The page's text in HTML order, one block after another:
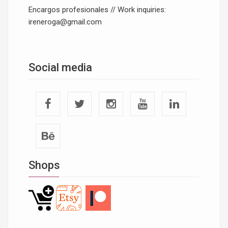
Encargos profesionales // Work inquiries:
ireneroga@gmail.com
Social media
Shops